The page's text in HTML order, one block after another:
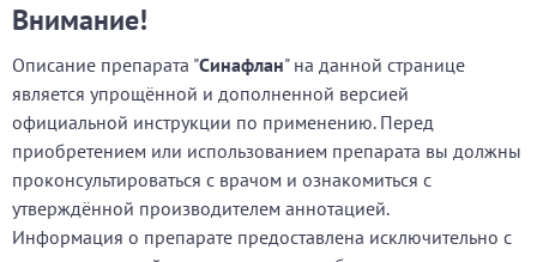
Внимание!
Описание препарата "Синафлан" на данной странице
является упрощённой и дополненной версией
официальной инструкции по применению. Перед
приобретением или использованием препарата вы должны
проконсультироваться с врачом и ознакомиться с
утверждённой производителем аннотацией.
Информация о препарате предоставлена исключительно с